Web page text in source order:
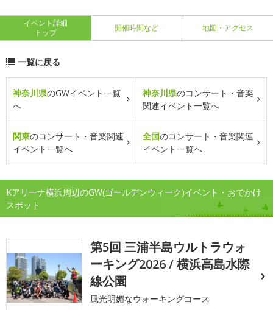
イベント詳細
トップ
開催時間など 地図・アクセス
一覧に戻る
神奈川県のGWイベント一覧
へ
神奈川県のコンサート・音楽
関連イベント一覧へ
関東のコンサート・音楽関連
イベント一覧へ
全国のコンサート・音楽関連
イベント一覧へ
Kアリーナ横浜周辺のGW(ゴールデンウィーク)イベント・おでかけ
スポット
第5回 三浦半島ウルトラウォ
ーキング2026 / 横浜高島水際
線公園
風光明媚なウォーキングコース